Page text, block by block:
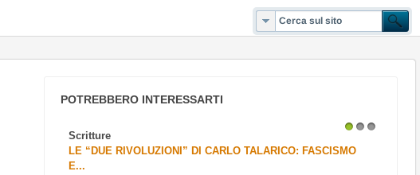
POTREBBERO INTERESSARTI
Scritture
LE “DUE RIVOLUZIONI” DI CARLO TALARICO: FASCISMO
E...